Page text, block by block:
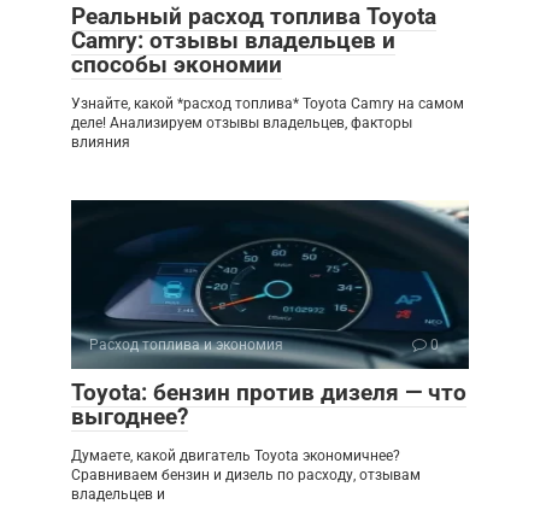
Реальный расход топлива Toyota
Camry: отзывы владельцев и
способы экономии
Узнайте, какой *расход топлива* Toyota Camry на самом
деле! Анализируем отзывы владельцев, факторы
влияния
Расход топлива и экономия 0
Toyota: бензин против дизеля — что
выгоднее?
Думаете, какой двигатель Toyota экономичнее?
Сравниваем бензин и дизель по расходу, отзывам
владельцев и